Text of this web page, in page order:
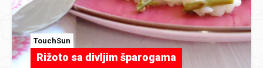
TouchSun
Rižoto sa divljim šparogama